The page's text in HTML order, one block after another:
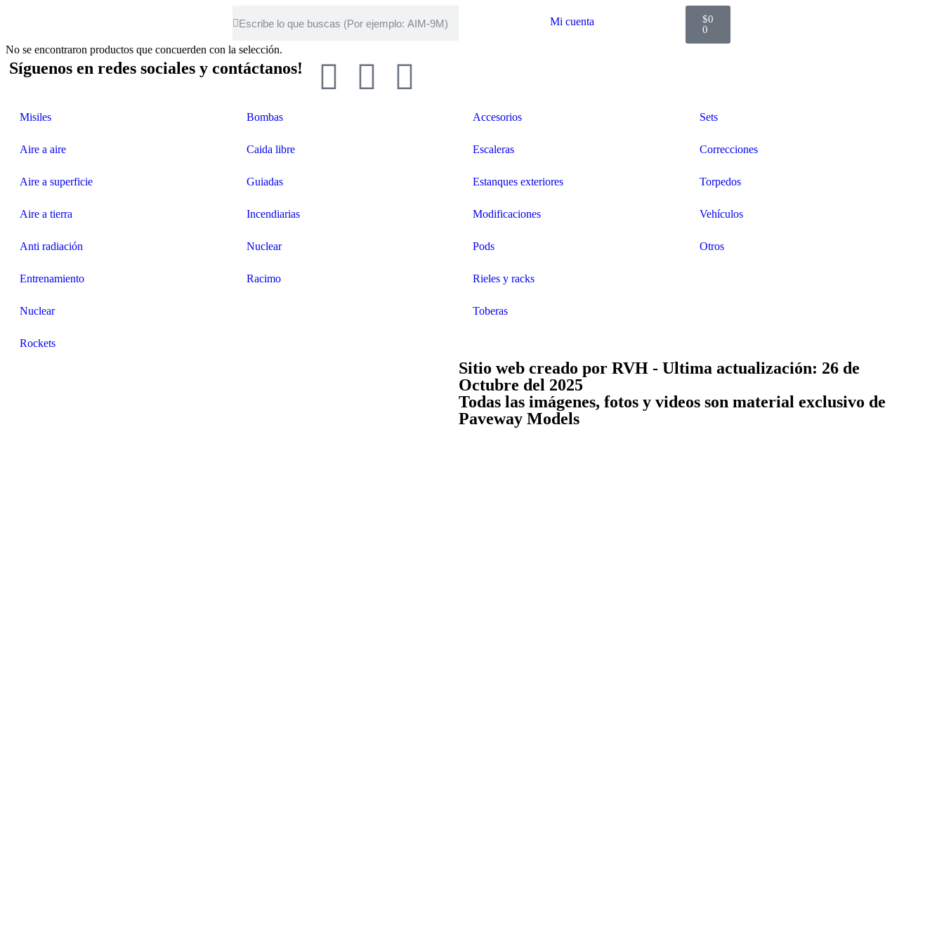
Mi cuenta $0
0
No se encontraron productos que concuerden con la selección.
Síguenos en redes sociales y contáctanos!
Misiles
Aire a aire
Aire a superficie
Aire a tierra
Anti radiación
Entrenamiento
Nuclear
Rockets
Bombas
Caida libre
Guiadas
Incendiarias
Nuclear
Racimo
Accesorios
Escaleras
Estanques exteriores
Modificaciones
Pods
Rieles y racks
Toberas
Sets
Correcciones
Torpedos
Vehículos
Otros
Sitio web creado por RVH - Ultima actualización: 26 de
Octubre del 2025
Todas las imágenes, fotos y videos son material exclusivo de
Paveway Models